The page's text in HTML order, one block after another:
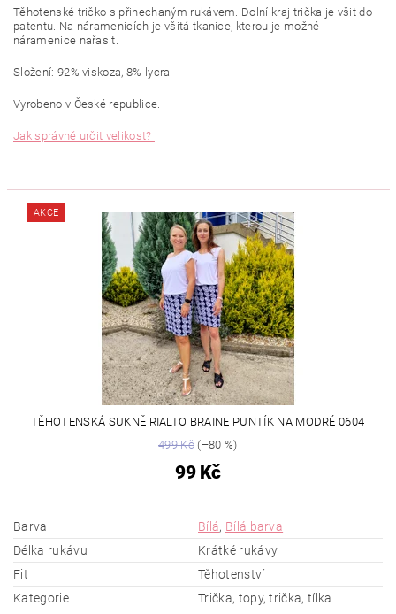
Těhotenské tričko s přinechaným rukávem. Dolní kraj trička je všit do
patentu. Na náramenicích je všitá tkanice, kterou je možné
náramenice nařasit.
Složení: 92% viskoza, 8% lycra
Vyrobeno v České republice.
Jak správně určit velikost?
AKCE
TĚHOTENSKÁ SUKNĚ RIALTO BRAINE PUNTÍK NA MODRÉ 0604
499 Kč(–80 %)
99 Kč
Barva Bílá, Bílá barva
Délka rukávu
Krátké rukávy
Fit
Těhotenství
Kategorie
Trička, topy, trička, tílka